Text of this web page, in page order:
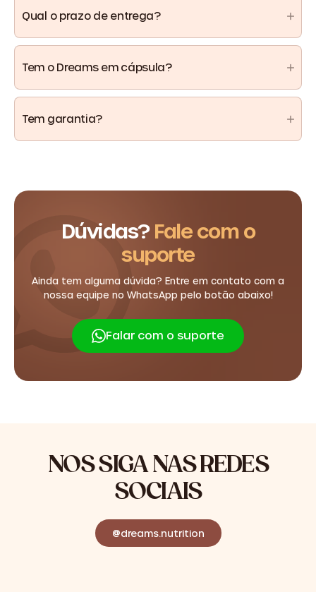
Constância é a chave.
Foi desenvolvido justamente para apoiar o
metabolismo ao longo de todo o ciclo menstrual.
Qual o prazo de entrega?
De 5 a 12 dias úteis.
Na maioria dos pedidos, a entrega acontece
antes de 10 dias, dependendo da região.
Tem o Dreams em cápsula?
Não!
O Dreams Coffee é exclusivo no formato
capuccino em sachê.
Tem garantia?
satisfeita, pode solicitar reembolso.
Dúvidas? Fale com o
suporte
Ainda tem alguma dúvida? Entre em contato com a
nossa equipe no WhatsApp pelo botão abaixo!
Falar com o suporte
NOS SIGA NAS REDES
SOCIAIS
@dreams.nutrition